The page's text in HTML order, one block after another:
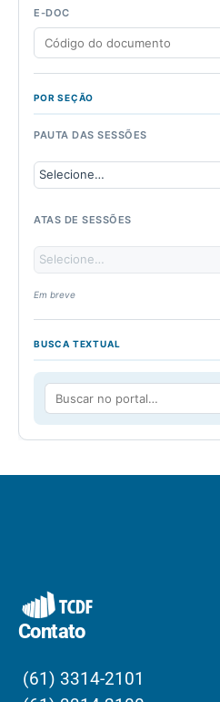
E-DOC
POR SEÇÃO
PAUTA DAS SESSÕES
ATAS DE SESSÕES
Em breve
BUSCA TEXTUAL
Contato
(61) 3314-2101